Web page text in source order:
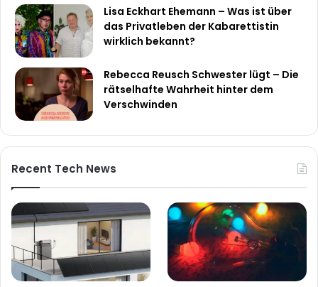
Lisa Eckhart Ehemann – Was ist über
das Privatleben der Kabarettistin
wirklich bekannt?
Rebecca Reusch Schwester lügt – Die
rätselhafte Wahrheit hinter dem
Verschwinden
Recent Tech News